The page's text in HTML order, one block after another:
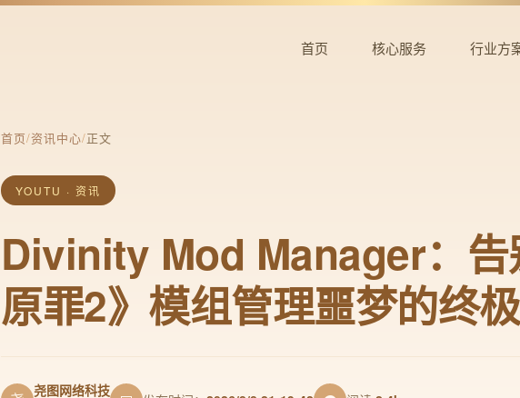
首页 核心服务 行业方
首页/资讯中心/正文
YOUTU · 资讯
Divinity Mod Manager：告
原罪2》模组管理噩梦的终
尧图网络科技